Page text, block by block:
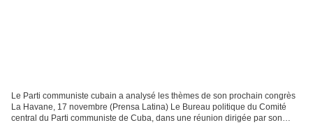
Le Parti communiste cubain a analysé les thèmes de son prochain congrès
La Havane, 17 novembre (Prensa Latina) Le Bureau politique du Comité
central du Parti communiste de Cuba, dans une réunion dirigée par son